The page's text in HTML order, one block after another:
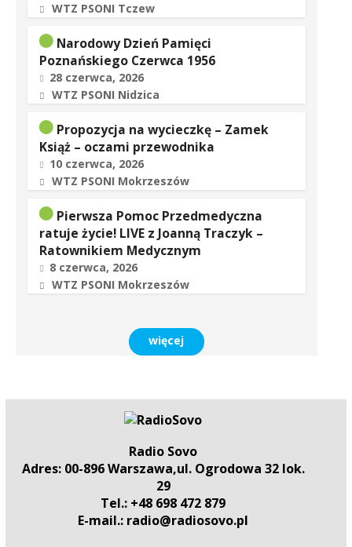
WTZ PSONI Tczew
Narodowy Dzień Pamięci
Poznańskiego Czerwca 1956
28 czerwca, 2026
WTZ PSONI Nidzica
Propozycja na wycieczkę – Zamek
Książ – oczami przewodnika
10 czerwca, 2026
WTZ PSONI Mokrzeszów
Pierwsza Pomoc Przedmedyczna
ratuje życie! LIVE z Joanną Traczyk –
Ratownikiem Medycznym
8 czerwca, 2026
WTZ PSONI Mokrzeszów
więcej
Radio Sovo
Adres: 00-896 Warszawa,ul. Ogrodowa 32 lok.
29
Tel.: +48 698 472 879
E-mail.: radio@radiosovo.pl